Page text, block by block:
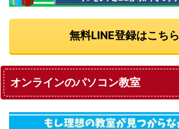
無料LINE登録はこちら
オンラインのパソコン教室